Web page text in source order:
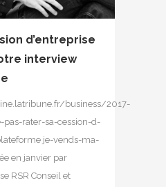
d’entreprise
interview
business/2017-
rater-sa-cession-d-
je-vends-ma-
en janvier par
RSR Conseil et